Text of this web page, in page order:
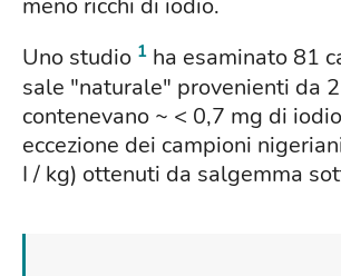
meno ricchi di iodio.
Uno studio 1 ha esaminato 81
sale "naturale" provenienti da
contenevano ~ < 0,7 mg di
eccezione dei campioni
I / kg) ottenuti da salgemma